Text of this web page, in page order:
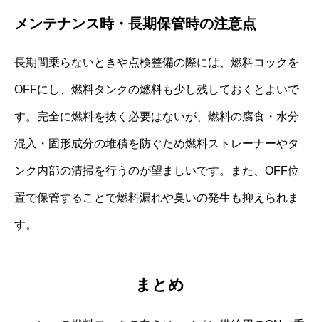
メンテナンス時・長期保管時の注意点
長期間乗らないときや点検整備の際には、燃料コックを
OFFにし、燃料タンクの燃料も少し残しておくとよいで
す。完全に燃料を抜く必要はないが、燃料の腐食・水分
混入・固形成分の堆積を防ぐため燃料ストレーナーやタ
ンク内部の清掃を行うのが望ましいです。また、OFF位
置で保管することで燃料漏れや臭いの発生も抑えられま
す。
まとめ